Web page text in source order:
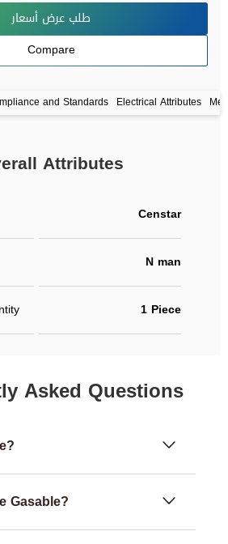
طلب عرض أسعار
Compare
and Standards Electrical Attributes
Attributes
Censtar
N man
1 Piece
Asked Questions
Gasable?